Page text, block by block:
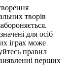
творів
для осіб
іграх може
правил
перших